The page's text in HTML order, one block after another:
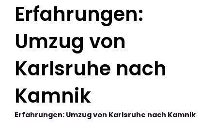
Erfahrungen:
Umzug von
Karlsruhe nach
Kamnik
Erfahrungen: Umzug von Karlsruhe nach Kamnik